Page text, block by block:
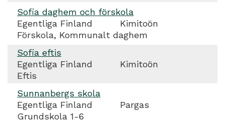
Sofia daghem och förskola
Egentliga Finland
Kimitoön
Förskola, Kommunalt daghem
Sofia eftis
Egentliga Finland
Kimitoön
Eftis
Sunnanbergs skola
Egentliga Finland
Pargas
Grundskola 1-6